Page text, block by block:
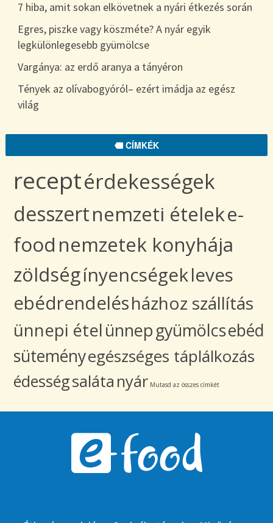
7 hiba, amit sokan elkövetnek a nyári étkezés során
Egres, piszke vagy köszméte? A nyár egyik
legkülönlegesebb gyümölcse
Vargánya: az erdő aranya a tányéron
Tények az olívabogyóról– ezért imádja az egész
világ
CÍMKÉK
receptérdekességek
desszertnemzeti ételeke-
food nemzetek konyhája
zöldségínyencségekleves
ebédrendelésházhoz szállítás
ünnepi ételünnepgyümölcsebéd
süteményegészséges táplálkozás
édességsaláta nyár Mutasd az összes címkét